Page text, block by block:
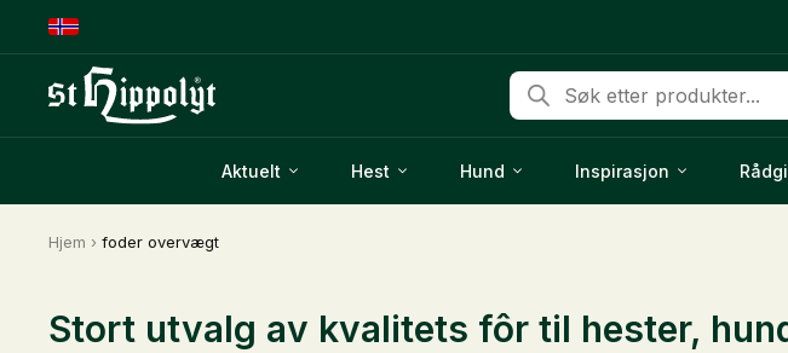
Products
search
Aktuelt Hest Hund Inspirasjon
Hjem › foder overvægt
Stort utvalg av kvalitets fôr til hester,